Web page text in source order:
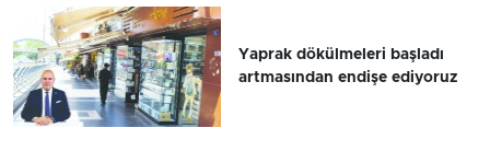
Yaprak dökülmeleri başladı
artmasından endişe ediyoruz